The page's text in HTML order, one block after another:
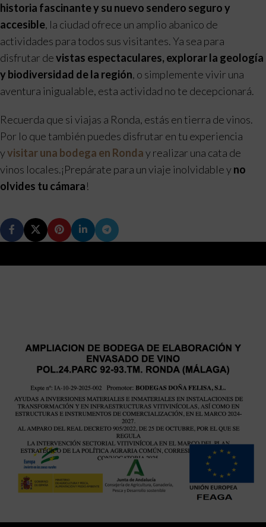
historia fascinante y su nuevo sendero seguro y
accesible, la ciudad ofrece un amplio abanico de
actividades para todos sus visitantes. Ya sea para
disfrutar devistas espectaculares, explorar la geología
y biodiversidad de la región, o simplemente vivir una
aventura inigualable, esta actividad no te decepcionará.
Recuerda que si viajas a Ronda, estás en tierra de vinos.
Por lo que también puedes disfrutar en tu experiencia
yvisitar una bodega en Ronday realizar una cata de
vinos locales.¡Prepárate para un viaje inolvidable yno
olvides tu cámara!